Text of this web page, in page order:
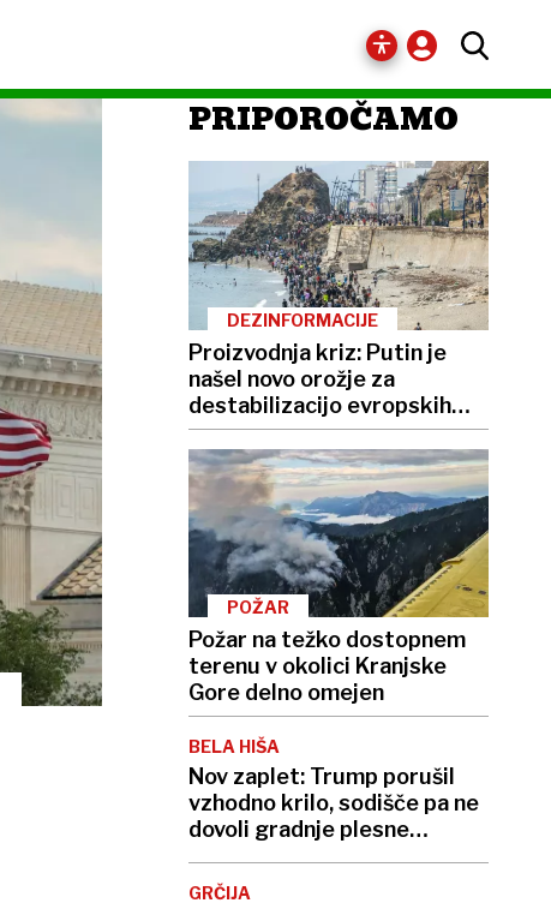
PRIPOROČAMO
DEZINFORMACIJE
Proizvodnja kriz: Putin je
našel novo orožje za
destabilizacijo evropskih
demokracij
POŽAR
Požar na težko dostopnem
terenu v okolici Kranjske
Gore delno omejen
BELA HIŠA
Nov zaplet: Trump porušil
vzhodno krilo, sodišče pa ne
dovoli gradnje plesne
dvorane
GRČIJA